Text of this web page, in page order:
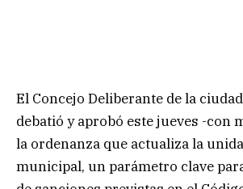
El Concejo Deliberante de la
debatió y aprobó este jueves -con
la ordenanza que actualiza la
municipal, un parámetro clave